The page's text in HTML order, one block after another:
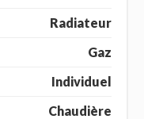
Radiateur
Gaz
Individuel
Chaudière